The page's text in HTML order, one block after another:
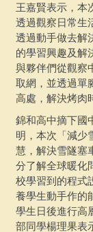
王嘉賢表示，本
透過觀察日常生
透過動手做去解
的學習興趣及解
與夥伴們從觀察
取網，並透過單
高處，解決烤肉
錦和高中摘下國
明，本次「減少
慧，解決雪隧塞
分了解全球暖化
校學習到的程式
養學生動手作的
學生日後進行高
部同學楊理果表